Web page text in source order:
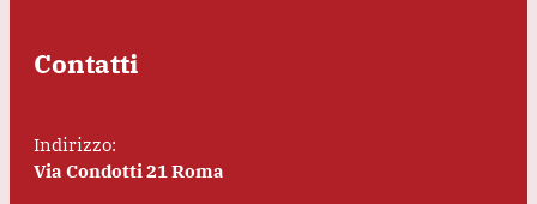
Contatti
Indirizzo:
Via Condotti 21 Roma